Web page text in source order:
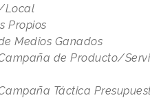
Local
Propios
Medios Ganados
de Producto/
Táctica